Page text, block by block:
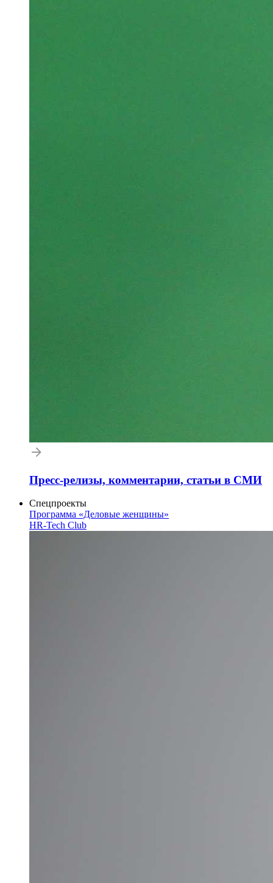
Пресс-релизы, комментарии, статьи в СМИ
Спецпроекты
Программа «Деловые женщины»
HR-Tech Club